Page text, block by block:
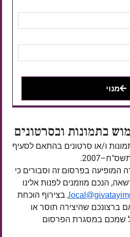
מנוי
בתמונות ובסרטונים
ו/או סרטונים בהתאם לסעיף
המופיעה בפרסום זה וסבורים כי
הנכם מוזמנים לפנות אלינו
, בצירוף הוכחת
ברצונכם שהיצירה תוסר או
שמכם במסגרת הפרסום